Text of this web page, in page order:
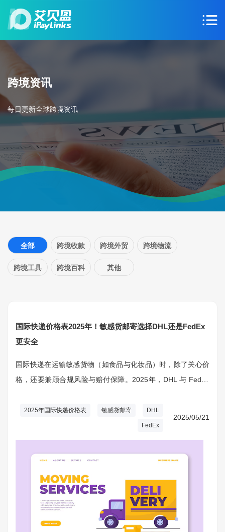
跨境资讯
每日更新全球跨境资讯
全部 跨境收款 跨境外贸 跨境物流
跨境工具 跨境百科 其他
国际快递价格表2025年！敏感货邮寄选择DHL还是FedEx
更安全
国际快递在运输敏感货物（如食品与化妆品）时，除了关心价
格，还要兼顾合规风险与赔付保障。2025年，DHL 与 FedEx
和保价政策等方面各有千秋。
2025年国际快递价格表 敏感货邮寄 DHL
FedEx
2025/05/21